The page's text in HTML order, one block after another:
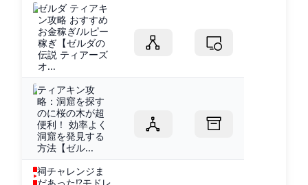
ゼルダ ティアキ
ン攻略 おすすめ
お金稼ぎ/ルピー
稼ぎ【ゼルダの
伝説 ティアーズ
オ...
ティアキン攻
略：洞窟を探す
のに桜の木が超
便利！ 効率よく
洞窟を発見する
方法【ゼル...
祠チャレンジま